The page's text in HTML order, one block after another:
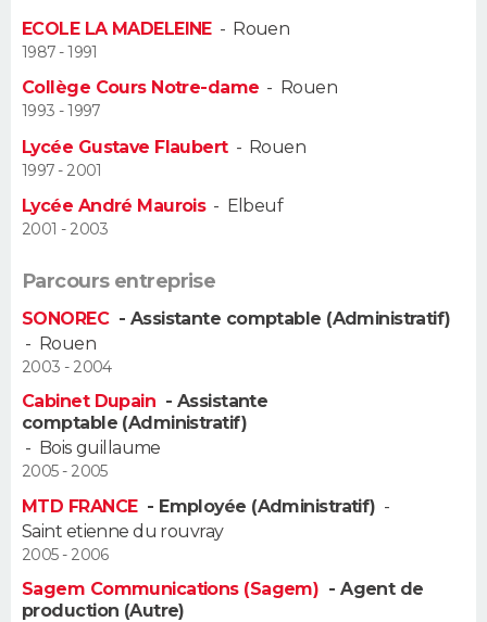
Alimentation
Guide de la santé
Maladies
Médicaments
Sommeil
VOYAGE
Destinations
City break
Voyage nature
Voyage de noces
Forum
Climat
+
PHOTO
GUIDES D'ACHAT
BONS PLANS
Dictionnaire
Biographies
Citations
Expressions
Proverbes
PROGRAMME TV
COPAINS D'AVANT
S'inscrire
Se connecter
Lycées
Collèges
Primaires
Universités
Entreprises
Service militaire
Avis de recherche
AVIS DE DÉCÈS
FORUM
Bricolage
Lifestyle
Culture
Sport
Auto
Television
Voyage
Cinema
ECOLE LA MADELEINE- Rouen
1987 - 1991
Collège Cours Notre-dame - Rouen
1993 - 1997
Lycée Gustave Flaubert- Rouen
1997 - 2001
Lycée André Maurois- Elbeuf
2001 - 2003
Parcours entreprise
SONOREC - Assistante comptable (Administratif)
- Rouen
2003 - 2004
Cabinet Dupain - Assistante
comptable (Administratif)
- Bois guillaume
2005 - 2005
MTD FRANCE - Employée (Administratif) -
Saint etienne du rouvray
2005 - 2006
Sagem Communications (Sagem) - Agent de
production (Autre)